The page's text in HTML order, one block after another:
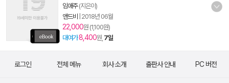
임애주(지은이)
앤드비
2018년 06월
22,000원 (1,100원)
대여가8,400원, 7일
로그인 전체 메뉴 회사 소개 출판사 안내 PC 버전